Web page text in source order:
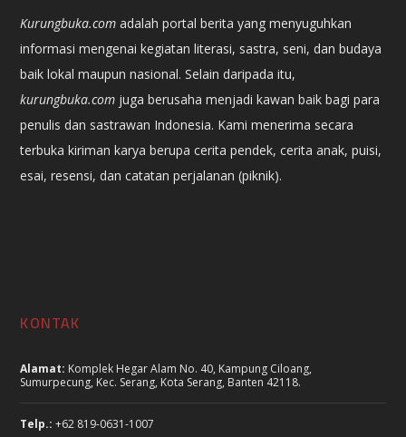
Kurungbuka.com adalah portal berita yang menyuguhkan
informasi mengenai kegiatan literasi, sastra, seni, dan budaya
baik lokal maupun nasional. Selain daripada itu,
kurungbuka.com juga berusaha menjadi kawan baik bagi para
penulis dan sastrawan Indonesia. Kami menerima secara
terbuka kiriman karya berupa cerita pendek, cerita anak, puisi,
esai, resensi, dan catatan perjalanan (piknik).
KONTAK
Alamat: Komplek Hegar Alam No. 40, Kampung Ciloang,
Sumurpecung, Kec. Serang, Kota Serang, Banten 42118.
Telp.: +62 819-0631-1007